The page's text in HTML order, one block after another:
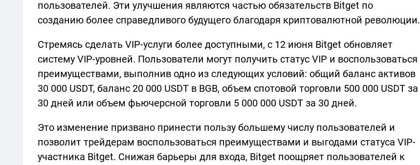
пользователей. Эти улучшения являются частью обязательств Bitget по
созданию более справедливого будущего благодаря криптовалютной революции.
Стремясь сделать VIP-услуги более доступными, с 12 июня Bitget обновляет
систему VIP-уровней. Пользователи могут получить статус VIP и воспользоваться
преимуществами, выполнив одно из следующих условий: общий баланс активов
30 000 USDT, баланс 20 000 USDT в BGB, объем спотовой торговли 500 000 USDT за
30 дней или объем фьючерсной торговли 5 000 000 USDT за 30 дней.
Это изменение призвано принести пользу большему числу пользователей и
позволит трейдерам воспользоваться преимуществами и выгодами статуса VIP-
участника Bitget. Снижая барьеры для входа, Bitget поощряет пользователей к